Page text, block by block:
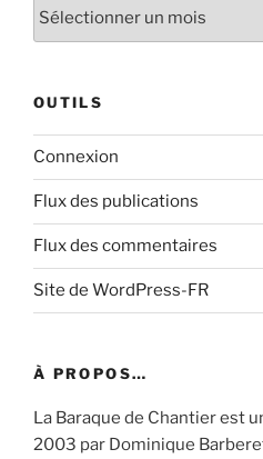
OUTILS
Connexion
Flux des publications
Flux des commentaires
Site de WordPress-FR
À PROPOS…
La Baraque de Chantier est
2003 par Dominique